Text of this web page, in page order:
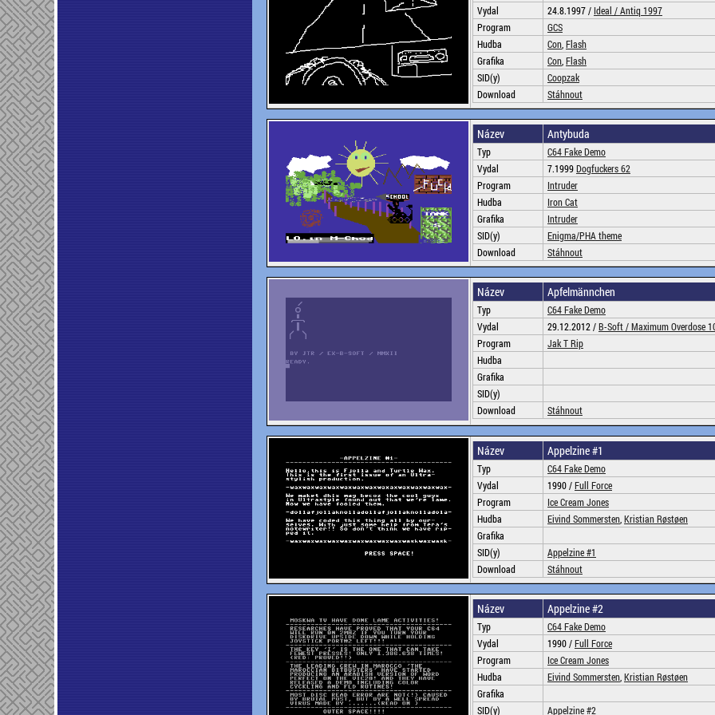
Vydal 24.8.1997 / Ideal /Antiq 1997
Program
GCS
Hudba
Con Flash
Grafika
Con Flash
SID(y)
Coopzak
Download
Stáhnout
Název Antybuda
Typ
C64 Fake Demo
Vydal
7.1999Dogfuckers 62
Program
Intruder
Hudba
Iron Cat
Grafika
Intruder
SID(y)
Enigma/PHA theme
Download
Stáhnout
Název Apfelmännchen
Typ
C64 Fake Demo
Vydal
29.12.2012 /B-Soft /Maximum Overdose
Program
Jak T Rip
Hudba
Grafika
SID(y)
Download
Stáhnout
Název Appelzine #1
Typ
C64 Fake Demo
Vydal
1990 /Full Force
Program
Ice Cream Jones
Hudba
Eivind Sommersten Kristian Røstøen
Grafika
SID(y)
Appelzine #1
Download
Stáhnout
Název Appelzine #2
Typ
C64 Fake Demo
Vydal
1990 /Full Force
Program
Ice Cream Jones
Hudba
Eivind Sommersten Kristian Røstøen
Grafika
SID(y)
Appelzine #2